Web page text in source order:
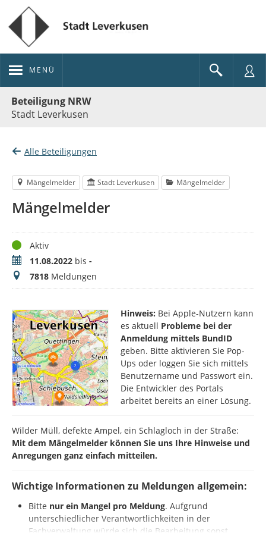
MENÜ
Beteiligung NRW
Stadt Leverkusen
Alle Beteiligungen
Mängelmelder Stadt Leverkusen Mängelmelder
Mängelmelder
StatusAktiv
Zeitraum11.08.2022 bis -
Meldungen
7818 Meldungen
Hinweis: Bei Apple-Nutzern kann
es aktuell Probleme bei der
Anmeldung mittels BundID
geben. Bitte aktivieren Sie Pop-
Ups oder loggen Sie sich mittels
Benutzername und Passwort ein.
Die Entwickler des Portals
arbeitet bereits an einer Lösung.
Wilder Müll, defekte Ampel, ein Schlagloch in der Straße:
Mit dem Mängelmelder können Sie uns Ihre Hinweise und
Anregungen ganz einfach mitteilen.
Wichtige Informationen zu Meldungen allgemein:
Bitte nur ein Mangel pro Meldung. Aufgrund
unterschiedlicher Verantwortlichkeiten in der